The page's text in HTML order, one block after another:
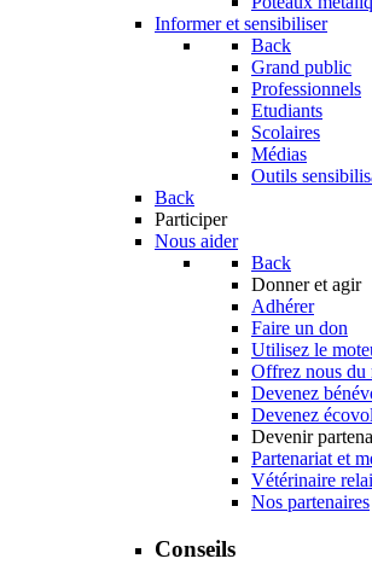
Informer et sensibiliser
Back
Grand public
Professionnels
Etudiants
Scolaires
Médias
Outils
Back
Participer
Nous aider
Back
Donner et agir
Adhérer
Faire un don
Utilisez le
Offrez nous du
Devenez
Devenez
Devenir
Partenariat et
Vétérinaire
Nos partenaires
Conseils